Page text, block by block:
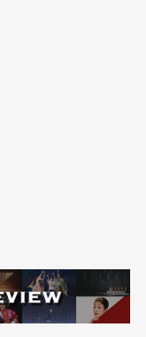
為題的戶外音樂
推廣與陪伴計畫
服務，還有與台
揭示了「夥伴時
出對可能受眾而
有效的數位溝通通
更讓藝術成為公民